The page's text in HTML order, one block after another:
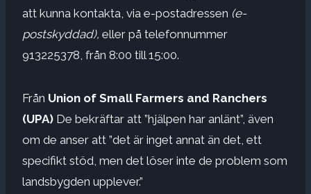
att kunna kontakta, via e-postadressen (e-
postskyddad), eller på telefonnummer
913225378, från 8:00 till 15:00.
Från Union of Small Farmers and Ranchers
(UPA) De bekräftar att ”hjälpen har anlänt”, även
om de anser att ”det är inget annat än det, ett
specifikt stöd, men det löser inte de problem som
landsbygden upplever.”